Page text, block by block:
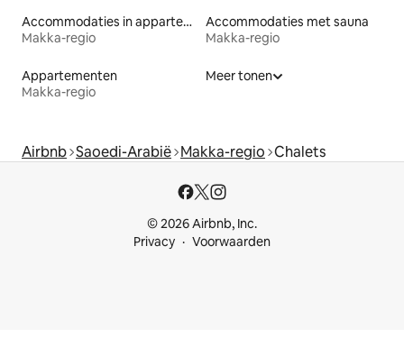
Accommodaties in appartementen met diensten
Makka-regio
Accommodaties met sauna
Makka-regio
Appartementen
Makka-regio
Meer tonen
Airbnb Saoedi-Arabië Makka-regio Chalets
© 2026 Airbnb, Inc.
Privacy
Voorwaarden